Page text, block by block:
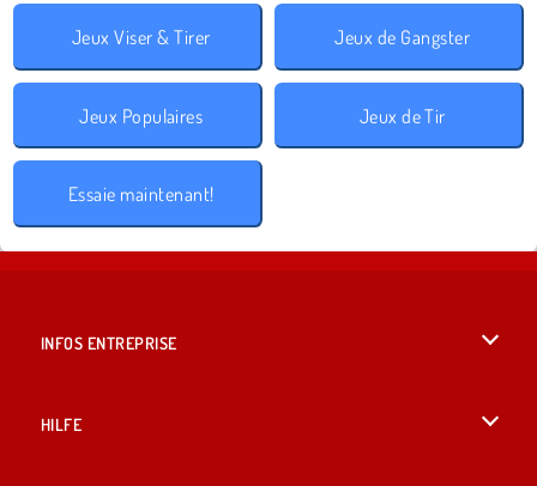
Jeux Viser & Tirer Jeux de Gangster
Jeux Populaires Jeux de Tir
Essaie maintenant!
INFOS ENTREPRISE
HILFE